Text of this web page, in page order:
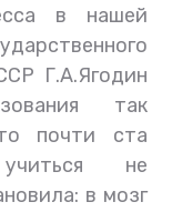
в нашей
Г.А.Ягодин
так
почти ста
не
в мозг